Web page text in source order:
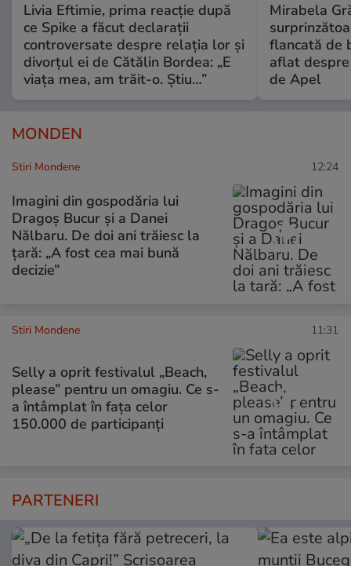
Livia Eftimie, prima reacție după
ce Spike a făcut declarații
controversate despre relația lor și
divorțul ei de Cătălin Bordea: „E
viața mea, am trăit-o. Știu…”
Mirabela
flancată de
aflat
de Apel
MONDEN
Stiri Mondene 12:24
Imagini din gospodăria lui
Dragoș Bucur și a Danei
Nălbaru. De doi ani trăiesc la
țară: „A fost cea mai bună
decizie”
Stiri Mondene 11:31
Selly a oprit festivalul „Beach,
please” pentru un omagiu. Ce s-
a întâmplat în fața celor
150.000 de participanți
PARTENERI